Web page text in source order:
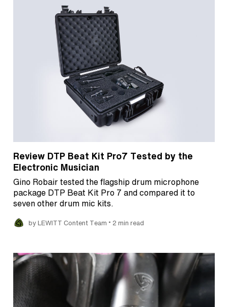
Review DTP Beat Kit Pro7 Tested by the
Electronic Musician
Gino Robair tested the flagship drum microphone
package DTP Beat Kit Pro 7 and compared it to
seven other drum mic kits.
by LEWITT Content Team • 2 min read